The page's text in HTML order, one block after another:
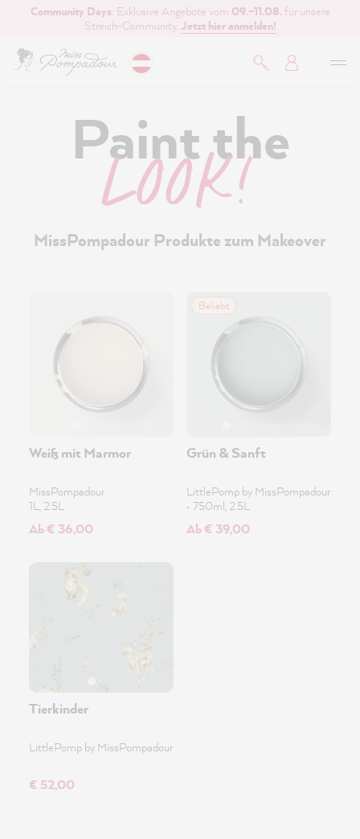
springen
Community Days: Exklusive Angebote vom 09.–11.08. für unsere
Streich-Community. Jetzt hier anmelden!
Paint the
LOOK!
MissPompadour Produkte zum Makeover
Weiß mit Marmor
MissPompadour
1L, 2.5L
Ab € 36,00
Beliebt
Grün & Sanft
LittlePomp by MissPompadour
• 750ml, 2.5L
Ab € 39,00
Tierkinder
LittlePomp by MissPompadour
€ 52,00